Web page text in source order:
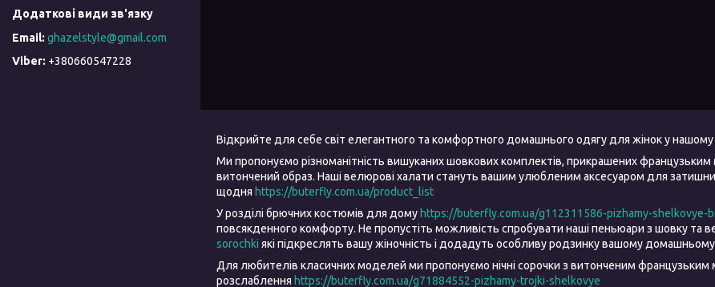
ghazelstyle@gmail.com
+380660547228
Відкрийте для себе світ елегантного та комфортного домашнього одягу для жінок у нашому
Ми пропонуємо різноманітність вишуканих шовкових комплектів, прикрашених
витончений образ. Наші велюрові халати стануть вашим улюбленим аксесуаром для
щодня https://buterfly.com.ua/product_list
У розділі брючних костюмів для дому https://buterfly.com.ua/g112311586-pizhamy-shelkovye-
повсякденного комфорту. Не пропустіть можливість спробувати наші пеньюари з шовку та
sorochki які підкреслять вашу жіночність і додадуть особливу родзинку вашому
Для любителів класичних моделей ми пропонуємо нічні сорочки з витонченим
розслаблення https://buterfly.com.ua/g71884552-pizhamy-trojki-shelkovye